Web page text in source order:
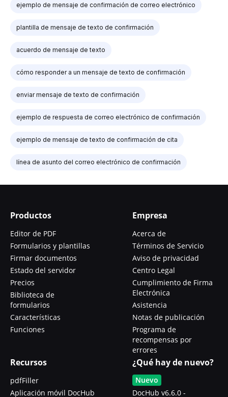
ejemplo de mensaje de confirmación de correo electrónico
plantilla de mensaje de texto de confirmación
acuerdo de mensaje de texto
cómo responder a un mensaje de texto de confirmación
enviar mensaje de texto de confirmación
ejemplo de respuesta de correo electrónico de confirmación
ejemplo de mensaje de texto de confirmación de cita
línea de asunto del correo electrónico de confirmación
Productos
Editor de PDF
Formularios y plantillas
Firmar documentos
Estado del servidor
Precios
Biblioteca de
formularios
Características
Funciones
Empresa
Acerca de
Términos de Servicio
Aviso de privacidad
Centro Legal
Cumplimiento de Firma
Electrónica
Asistencia
Notas de publicación
Programa de
recompensas por
errores
Recursos
pdfFiller
Aplicación móvil DocHub
¿Qué hay de nuevo?
Nuevo
DocHub v6.6.0 -